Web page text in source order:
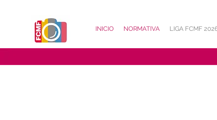
INICIO NORMATIVA LIGA FCMF